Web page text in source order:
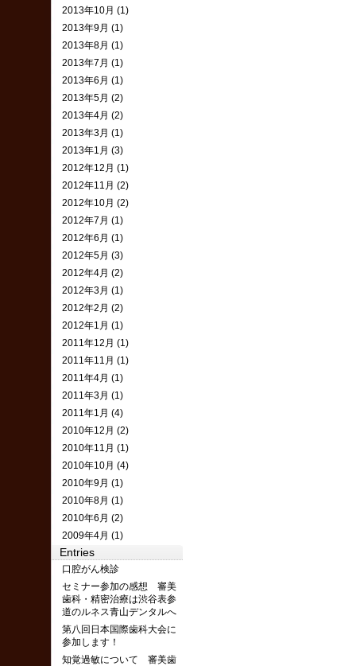
2013年10月 (1)
2013年9月 (1)
2013年8月 (1)
2013年7月 (1)
2013年6月 (1)
2013年5月 (2)
2013年4月 (2)
2013年3月 (1)
2013年1月 (3)
2012年12月 (1)
2012年11月 (2)
2012年10月 (2)
2012年7月 (1)
2012年6月 (1)
2012年5月 (3)
2012年4月 (2)
2012年3月 (1)
2012年2月 (2)
2012年1月 (1)
2011年12月 (1)
2011年11月 (1)
2011年4月 (1)
2011年3月 (1)
2011年1月 (4)
2010年12月 (2)
2010年11月 (1)
2010年10月 (4)
2010年9月 (1)
2010年8月 (1)
2010年6月 (2)
2009年4月 (1)
Entries
口腔がん検診
セミナー参加の感想 審美
歯科・精密治療は渋谷表参
道のルネス青山デンタルへ
第八回日本国際歯科大会に
参加します！
知覚過敏について 審美歯